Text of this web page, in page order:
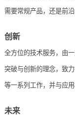
需要常规产品，还是前
创新
全方位的技术服务，由
突破与创新的理念，致
等一系列工作，并与应
未来